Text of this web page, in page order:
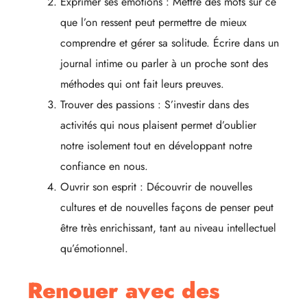
que l’on ressent peut permettre de mieux
comprendre et gérer sa solitude. Écrire dans un
journal intime ou parler à un proche sont des
méthodes qui ont fait leurs preuves.
Trouver des passions : S’investir dans des
activités qui nous plaisent permet d’oublier
notre isolement tout en développant notre
confiance en nous.
Ouvrir son esprit : Découvrir de nouvelles
cultures et de nouvelles façons de penser peut
être très enrichissant, tant au niveau intellectuel
qu’émotionnel.
Renouer avec des